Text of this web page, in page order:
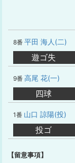
8番 平田 海人(二)
遊ゴ失
9番 高尾 花(一)
四球
1番 山口 諒陽(投)
投ゴ
【留意事項】